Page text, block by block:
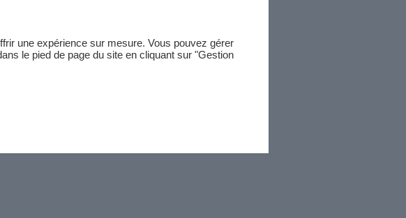
une expérience sur mesure. Vous pouvez gérer
le pied de page du site en cliquant sur "Gestion